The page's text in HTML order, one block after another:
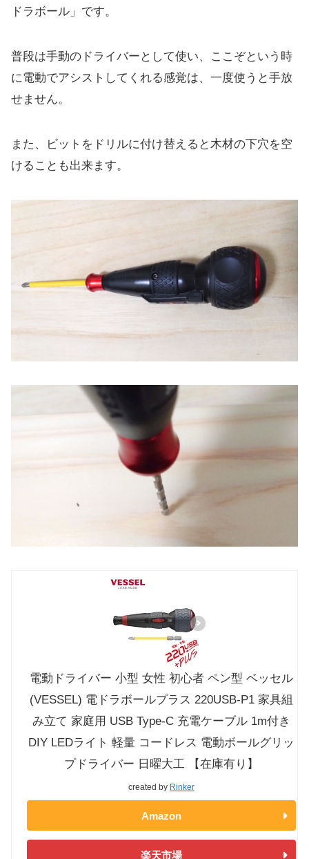
ドラボール」です。
普段は手動のドライバーとして使い、ここぞという時
に電動でアシストしてくれる感覚は、一度使うと手放
せません。
また、ビットをドリルに付け替えると木材の下穴を空
けることも出来ます。
電動ドライバー 小型 女性 初心者 ペン型 ベッセル
(VESSEL) 電ドラボールプラス 220USB-P1 家具組
み立て 家庭用 USB Type-C 充電ケーブル 1m付き
DIY LEDライト 軽量 コードレス 電動ボールグリッ
プドライバー 日曜大工 【在庫有り】
created by Rinker
Amazon
楽天市場